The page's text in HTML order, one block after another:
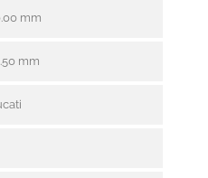
mm
mm